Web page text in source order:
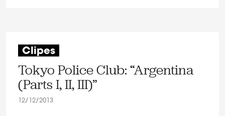
Clipes
Tokyo Police Club: “Argentina
(Parts I, II, III)”
12/12/2013